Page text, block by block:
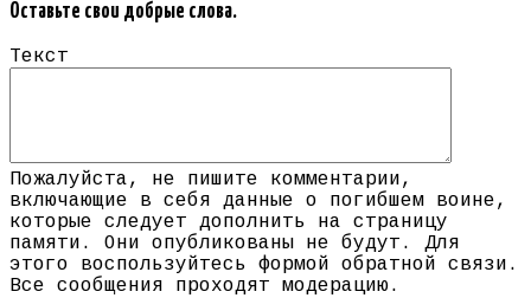
Оставьте свои добрые слова.
Текст
Пожалуйста, не пишите комментарии,
включающие в себя данные о погибшем воине,
которые следует дополнить на страницу
памяти. Они опубликованы не будут. Для
этого воспользуйтесь формой обратной связи.
Все сообщения проходят модерацию.